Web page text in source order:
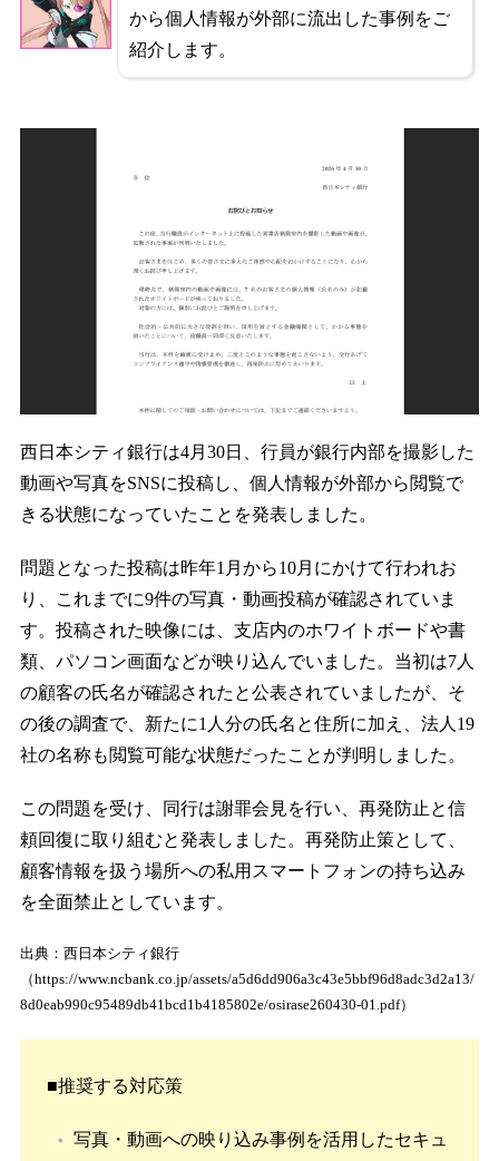
から個人情報が外部に流出した事例をご
紹介します。
西日本シティ銀行は4月30日、行員が銀行内部を撮影した
動画や写真をSNSに投稿し、個人情報が外部から閲覧で
きる状態になっていたことを発表しました。
問題となった投稿は昨年1月から10月にかけて行われお
り、これまでに9件の写真・動画投稿が確認されていま
す。投稿された映像には、支店内のホワイトボードや書
類、パソコン画面などが映り込んでいました。当初は7人
の顧客の氏名が確認されたと公表されていましたが、そ
の後の調査で、新たに1人分の氏名と住所に加え、法人19
社の名称も閲覧可能な状態だったことが判明しました。
この問題を受け、同行は謝罪会見を行い、再発防止と信
頼回復に取り組むと発表しました。再発防止策として、
顧客情報を扱う場所への私用スマートフォンの持ち込み
を全面禁止としています。
出典：西日本シティ銀行
（https://www.ncbank.co.jp/assets/a5d6dd906a3c43e5bbf96d8adc3d2a13/
8d0eab990c95489db41bcd1b4185802e/osirase260430-01.pdf）
■推奨する対応策
写真・動画への映り込み事例を活用したセキュ